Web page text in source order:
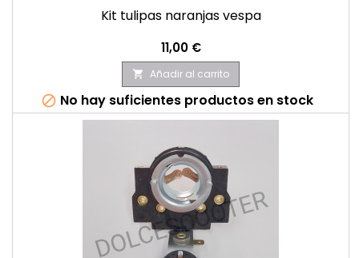
Kit tulipas naranjas vespa
Precio
11,00 €
 Añadir al carrito
 No hay suficientes productos en stock